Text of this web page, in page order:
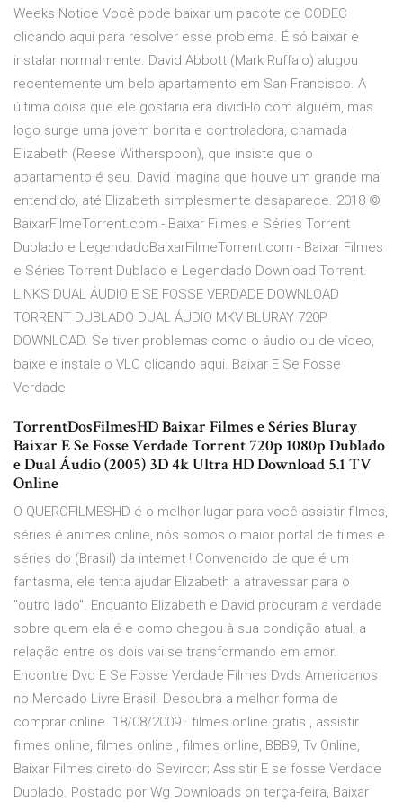
Weeks Notice Você pode baixar um pacote de CODEC
clicando aqui para resolver esse problema. É só baixar e
instalar normalmente. David Abbott (Mark Ruffalo) alugou
recentemente um belo apartamento em San Francisco. A
última coisa que ele gostaria era dividi-lo com alguém, mas
logo surge uma jovem bonita e controladora, chamada
Elizabeth (Reese Witherspoon), que insiste que o
apartamento é seu. David imagina que houve um grande mal
entendido, até Elizabeth simplesmente desaparece. 2018 ©
BaixarFilmeTorrent.com - Baixar Filmes e Séries Torrent
Dublado e LegendadoBaixarFilmeTorrent.com - Baixar Filmes
e Séries Torrent Dublado e Legendado Download Torrent.
LINKS DUAL ÁUDIO E SE FOSSE VERDADE DOWNLOAD
TORRENT DUBLADO DUAL ÁUDIO MKV BLURAY 720P
DOWNLOAD. Se tiver problemas como o áudio ou de vídeo,
baixe e instale o VLC clicando aqui. Baixar E Se Fosse
Verdade
TorrentDosFilmesHD Baixar Filmes e Séries Bluray
Baixar E Se Fosse Verdade Torrent 720p 1080p Dublado
e Dual Áudio (2005) 3D 4k Ultra HD Download 5.1 TV
Online
O QUEROFILMESHD é o melhor lugar para você assistir filmes,
séries é animes online, nós somos o maior portal de filmes e
séries do (Brasil) da internet ! Convencido de que é um
fantasma, ele tenta ajudar Elizabeth a atravessar para o
"outro lado". Enquanto Elizabeth e David procuram a verdade
sobre quem ela é e como chegou à sua condição atual, a
relação entre os dois vai se transformando em amor.
Encontre Dvd E Se Fosse Verdade Filmes Dvds Americanos
no Mercado Livre Brasil. Descubra a melhor forma de
comprar online. 18/08/2009 · filmes online gratis , assistir
filmes online, filmes online , filmes online, BBB9, Tv Online,
Baixar Filmes direto do Sevirdor; Assistir E se fosse Verdade
Dublado. Postado por Wg Downloads on terça-feira, Baixar